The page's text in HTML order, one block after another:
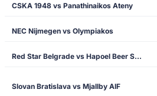
CSKA 1948 vs Panathinaikos Ateny
NEC Nijmegen vs Olympiakos
Red Star Belgrade vs Hapoel Beer Sheva
Slovan Bratislava vs Mjallby AIF